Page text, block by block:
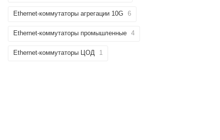
Ethernet-коммутаторы агрегации 10G 6
Ethernet-коммутаторы промышленные 4
Ethernet-коммутаторы ЦОД 1